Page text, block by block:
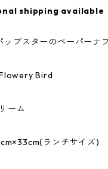
shipping available
ップスターのペーパーナ
Bird
ーム
ランチサイズ)